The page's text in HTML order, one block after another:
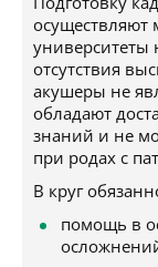
осуществляют
университеты
отсутствия
акушеры не
обладают
знаний и не
при родах с
В круг
помощь в